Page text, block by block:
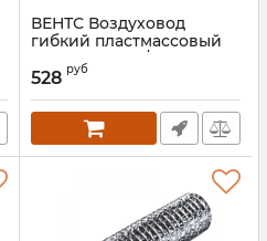
ВЕНТС Воздуховод
гибкий пластмассовый
Изовент Н100/7,6
Артикул:
528 руб